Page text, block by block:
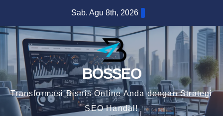
content
Sab. Agu 8th, 2026
BOSSEO
Transformasi Bisnis Online Anda dengan Strategi
SEO Handal!